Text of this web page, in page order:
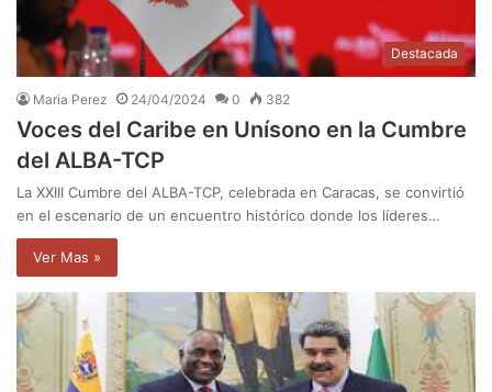
Destacada
Maria Perez 24/04/2024 0 382
Voces del Caribe en Unísono en la Cumbre
del ALBA-TCP
La XXIII Cumbre del ALBA-TCP, celebrada en Caracas, se convirtió
en el escenario de un encuentro histórico donde los líderes…
Ver Mas »